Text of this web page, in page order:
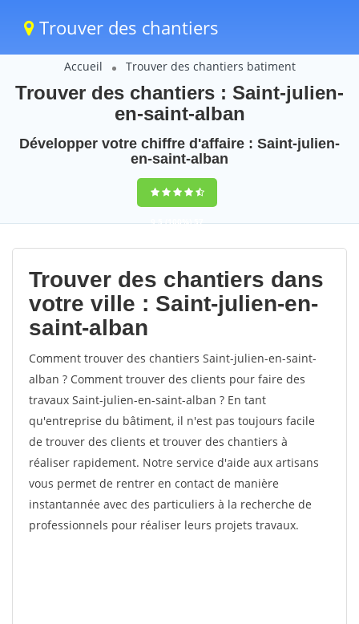
Trouver des chantiers
Accueil Trouver des chantiers batiment
Trouver des chantiers : Saint-julien-
en-saint-alban
Développer votre chiffre d'affaire : Saint-julien-
en-saint-alban
9,5(100%)57
votes
Trouver des chantiers dans
votre ville : Saint-julien-en-
saint-alban
Comment trouver des chantiers Saint-julien-en-saint-
alban ? Comment trouver des clients pour faire des
travaux Saint-julien-en-saint-alban ? En tant
qu'entreprise du bâtiment, il n'est pas toujours facile
de trouver des clients et trouver des chantiers à
réaliser rapidement. Notre service d'aide aux artisans
vous permet de rentrer en contact de manière
instantannée avec des particuliers à la recherche de
professionnels pour réaliser leurs projets travaux.